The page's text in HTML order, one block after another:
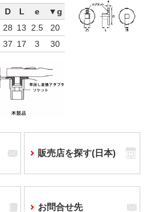
D L e
▼g
28 13 2.5
20
37 17 3 30
販売店を探す(日本)
お問合せ先